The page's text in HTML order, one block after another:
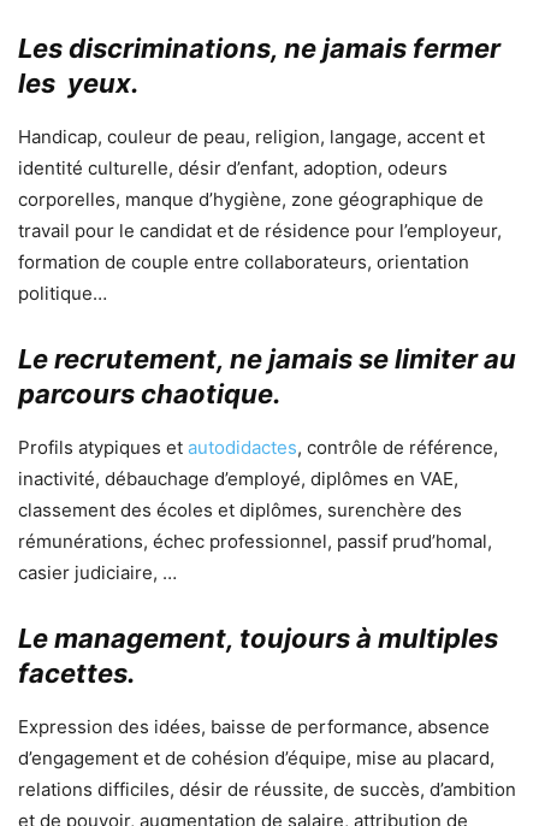
Les discriminations, ne jamais fermer
les yeux.
Handicap, couleur de peau, religion, langage, accent et
identité culturelle, désir d’enfant, adoption, odeurs
corporelles, manque d’hygiène, zone géographique de
travail pour le candidat et de résidence pour l’employeur,
formation de couple entre collaborateurs, orientation
politique…
Le recrutement, ne jamais se limiter au
parcours chaotique.
Profils atypiques et autodidactes, contrôle de référence,
inactivité, débauchage d’employé, diplômes en VAE,
classement des écoles et diplômes, surenchère des
rémunérations, échec professionnel, passif prud’homal,
casier judiciaire, …
Le management, toujours à multiples
facettes.
Expression des idées, baisse de performance, absence
d’engagement et de cohésion d’équipe, mise au placard,
relations difficiles, désir de réussite, de succès, d’ambition
et de pouvoir, augmentation de salaire, attribution de